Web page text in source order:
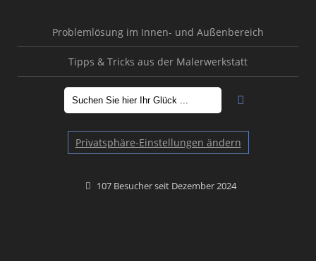
Problemlösung im Innen- und Außenbereich
Tipps & Tricks aus der Malerwerkstatt
Privatsphäre-Einstellungen ändern
107 Besucher seit Dezember 2024